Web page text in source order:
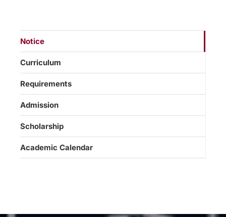
Notice
Curriculum
Requirements
Admission
Scholarship
Academic Calendar